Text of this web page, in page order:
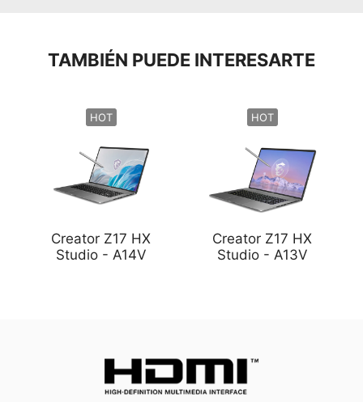
TAMBIÉN PUEDE INTERESARTE
HOT
Creator Z17 HX
Studio - A14V
HOT
Creator Z17 HX
Studio - A13V